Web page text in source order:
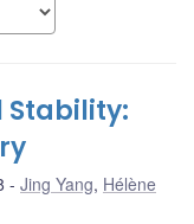
Stability:
Jing Yang, Hélène